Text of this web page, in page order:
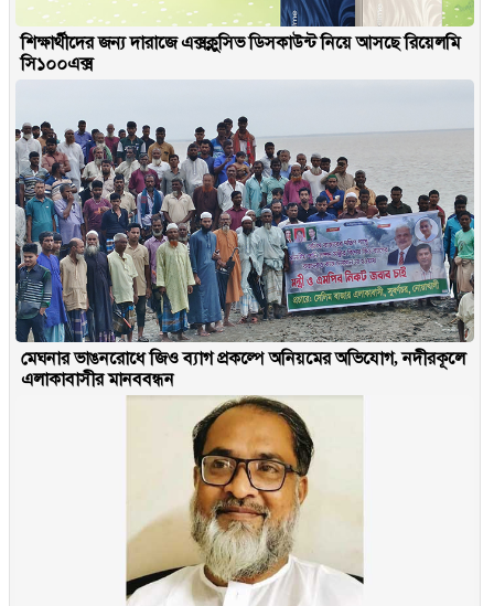
শিক্ষার্থীদের জন্য দারাজে এক্সক্লুসিভ ডিসকাউন্ট নিয়ে আসছে রিয়েলমি
সি১০০এক্স
মেঘনার ভাঙনরোধে জিও ব্যাগ প্রকল্পে অনিয়মের অভিযোগ, নদীরকূলে
এলাকাবাসীর মানববন্ধন